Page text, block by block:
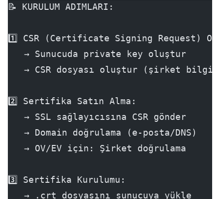
📝 KURULUM ADIMLARI:
1️⃣ CSR (Certificate Signing Request)
   → Sunucuda private key oluştur
→ CSR dosyası oluştur (şirket
2️⃣ Sertifika Satın Alma:
   → SSL sağlayıcısına CSR gönder
   → Domain doğrulama (e-posta/DNS)
   → OV/EV için: Şirket doğrulama
3️⃣ Sertifika Kurulumu:
   → .crt dosyasını sunucuya yükle